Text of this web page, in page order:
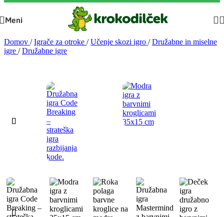
Meni
Domov / Igrače za otroke / Učenje skozi igro / Družabne in miselne
igre / Družabne igre